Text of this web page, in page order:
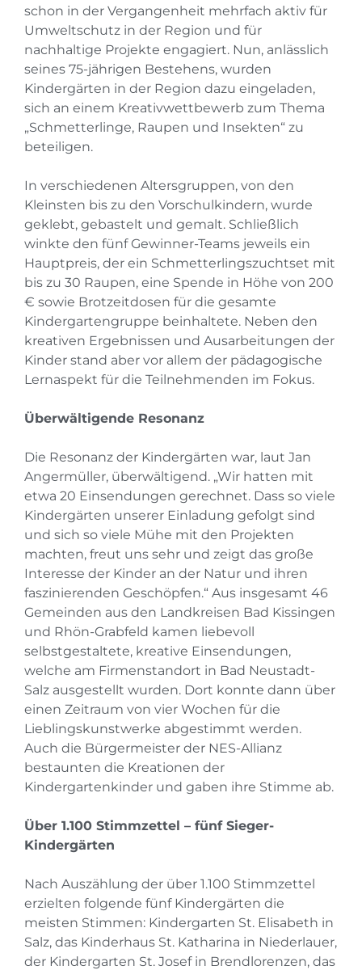
schon in der Vergangenheit mehrfach aktiv für
Umweltschutz in der Region und für
nachhaltige Projekte engagiert. Nun, anlässlich
seines 75-jährigen Bestehens, wurden
Kindergärten in der Region dazu eingeladen,
sich an einem Kreativwettbewerb zum Thema
„Schmetterlinge, Raupen und Insekten“ zu
beteiligen.
In verschiedenen Altersgruppen, von den
Kleinsten bis zu den Vorschulkindern, wurde
geklebt, gebastelt und gemalt. Schließlich
winkte den fünf Gewinner-Teams jeweils ein
Hauptpreis, der ein Schmetterlingszuchtset mit
bis zu 30 Raupen, eine Spende in Höhe von 200
€ sowie Brotzeitdosen für die gesamte
Kindergartengruppe beinhaltete. Neben den
kreativen Ergebnissen und Ausarbeitungen der
Kinder stand aber vor allem der pädagogische
Lernaspekt für die Teilnehmenden im Fokus.
Überwältigende Resonanz
Die Resonanz der Kindergärten war, laut Jan
Angermüller, überwältigend. „Wir hatten mit
etwa 20 Einsendungen gerechnet. Dass so viele
Kindergärten unserer Einladung gefolgt sind
und sich so viele Mühe mit den Projekten
machten, freut uns sehr und zeigt das große
Interesse der Kinder an der Natur und ihren
faszinierenden Geschöpfen.“ Aus insgesamt 46
Gemeinden aus den Landkreisen Bad Kissingen
und Rhön-Grabfeld kamen liebevoll
selbstgestaltete, kreative Einsendungen,
welche am Firmenstandort in Bad Neustadt-
Salz ausgestellt wurden. Dort konnte dann über
einen Zeitraum von vier Wochen für die
Lieblingskunstwerke abgestimmt werden.
Auch die Bürgermeister der NES-Allianz
bestaunten die Kreationen der
Kindergartenkinder und gaben ihre Stimme ab.
Über 1.100 Stimmzettel – fünf Sieger-
Kindergärten
Nach Auszählung der über 1.100 Stimmzettel
erzielten folgende fünf Kindergärten die
meisten Stimmen: Kindergarten St. Elisabeth in
Salz, das Kinderhaus St. Katharina in Niederlauer,
der Kindergarten St. Josef in Brendlorenzen, das